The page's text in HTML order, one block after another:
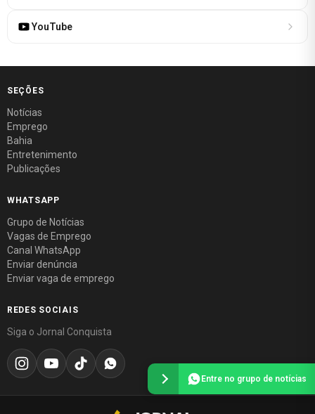
YouTube
SEÇÕES
Notícias
Emprego
Bahia
Entretenimento
Publicações
WHATSAPP
Grupo de Notícias
Vagas de Emprego
Canal WhatsApp
Enviar denúncia
Enviar vaga de emprego
REDES SOCIAIS
Siga o Jornal Conquista
Entre no grupo de notícias